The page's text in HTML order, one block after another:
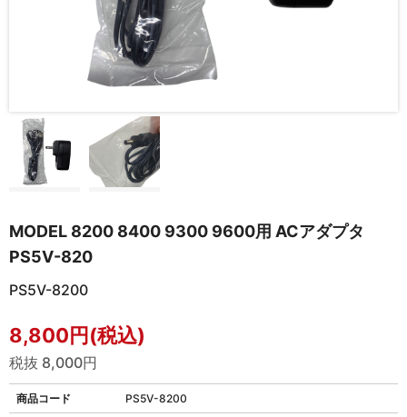
MODEL 8200 8400 9300 9600用 ACアダプタ
PS5V-820
PS5V-8200
8,800円(税込)
税抜 8,000円
商品コード PS5V-8200